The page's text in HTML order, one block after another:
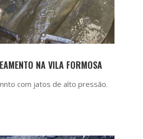
NA VILA FORMOSA
com jatos de alto pressão.